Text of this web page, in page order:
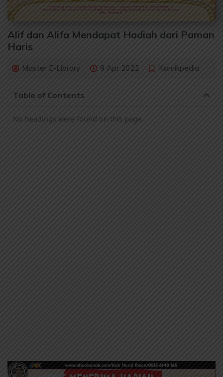
Alif dan Alifa Mendapat Hadiah dari Paman
Haris
Master E-Library 9 Apr 2022 Komikpedia
Table of Contents
No headings were found on this page.